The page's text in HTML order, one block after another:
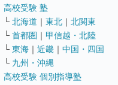
高校受験 塾
└ 北海道 ｜ 東北 ｜ 北関東
└ 首都圏 ｜ 甲信越・北陸
└ 東海 ｜ 近畿 ｜ 中国・四国
└ 九州・沖縄
高校受験 個別指導塾